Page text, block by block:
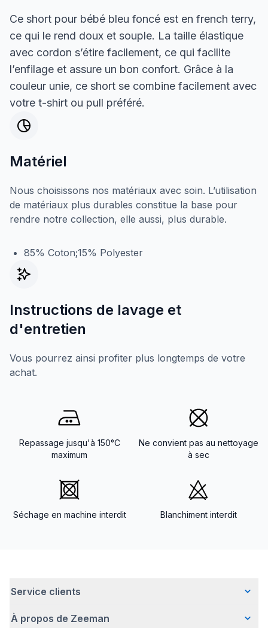
Ce short pour bébé bleu foncé est en french terry,
ce qui le rend doux et souple. La taille élastique
avec cordon s’étire facilement, ce qui facilite
l’enfilage et assure un bon confort. Grâce à la
couleur unie, ce short se combine facilement avec
votre t-shirt ou pull préféré.
Matériel
Nous choisissons nos matériaux avec soin. L’utilisation
de matériaux plus durables constitue la base pour
rendre notre collection, elle aussi, plus durable.
85% Coton;15% Polyester
Instructions de lavage et
d'entretien
Vous pourrez ainsi profiter plus longtemps de votre
achat.
Repassage jusqu'à 150°C
maximum
Ne convient pas au nettoyage
à sec
Séchage en machine interdit Blanchiment interdit
Service clients
Questions fréquentes
À propos de Zeeman